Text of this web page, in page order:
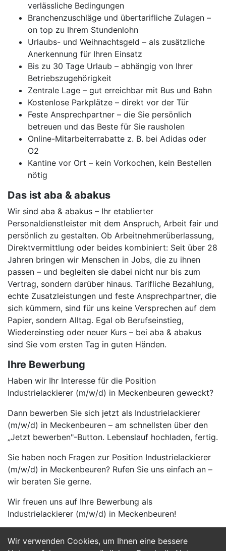
Wir verwenden Cookies, um Ihnen eine bessere
verlässliche Bedingungen
Branchenzuschläge und übertarifliche Zulagen –
on top zu Ihrem Stundenlohn
Urlaubs- und Weihnachtsgeld – als zusätzliche
Anerkennung für Ihren Einsatz
Bis zu 30 Tage Urlaub – abhängig von Ihrer
Betriebszugehörigkeit
Zentrale Lage – gut erreichbar mit Bus und Bahn
Kostenlose Parkplätze – direkt vor der Tür
Feste Ansprechpartner – die Sie persönlich
betreuen und das Beste für Sie rausholen
Online-Mitarbeiterrabatte z. B. bei Adidas oder
O2
Kantine vor Ort – kein Vorkochen, kein Bestellen
nötig
Das ist aba & abakus
Wir sind aba & abakus – Ihr etablierter
Personaldienstleister mit dem Anspruch, Arbeit fair und
persönlich zu gestalten. Ob Arbeitnehmerüberlassung,
Direktvermittlung oder beides kombiniert: Seit über 28
Jahren bringen wir Menschen in Jobs, die zu ihnen
passen – und begleiten sie dabei nicht nur bis zum
Vertrag, sondern darüber hinaus. Tarifliche Bezahlung,
echte Zusatzleistungen und feste Ansprechpartner, die
sich kümmern, sind für uns keine Versprechen auf dem
Papier, sondern Alltag. Egal ob Berufseinstieg,
Wiedereinstieg oder neuer Kurs – bei aba & abakus
sind Sie vom ersten Tag in guten Händen.
Ihre Bewerbung
Haben wir Ihr Interesse für die Position
Industrielackierer (m/w/d) in Meckenbeuren geweckt?
Dann bewerben Sie sich jetzt als Industrielackierer
(m/w/d) in Meckenbeuren – am schnellsten über den
„Jetzt bewerben"-Button. Lebenslauf hochladen, fertig.
Sie haben noch Fragen zur Position Industrielackierer
(m/w/d) in Meckenbeuren? Rufen Sie uns einfach an –
wir beraten Sie gerne.
Wir freuen uns auf Ihre Bewerbung als
Industrielackierer (m/w/d) in Meckenbeuren!